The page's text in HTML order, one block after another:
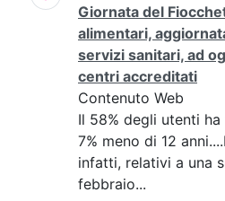
Giornata del
alimentari,
servizi sanitari, ad
centri accreditati
Contenuto Web
Il 58% degli utenti ha
7% meno di 12
infatti, relativi a una
febbraio...